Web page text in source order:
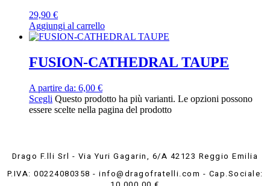
29,90 €
Aggiungi al carrello
FUSION-CATHEDRAL TAUPE
A partire da: 6,00 €
Scegli Questo prodotto ha più varianti. Le opzioni possono
essere scelte nella pagina del prodotto
Drago F.lli Srl - Via Yuri Gagarin, 6/A 42123 Reggio Emilia
P.IVA: 00224080358 - info@dragofratelli.com - Cap.Sociale: